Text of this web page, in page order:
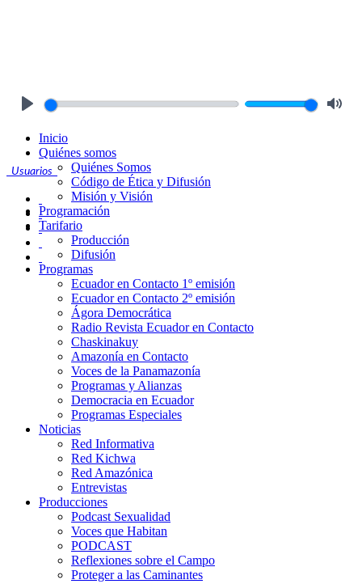
Usuarios
Inicio
Quiénes somos
Quiénes Somos
Código de Ética y Difusión
Misión y Visión
Programación
Tarifario
Producción
Difusión
Programas
Ecuador en Contacto 1º emisión
Ecuador en Contacto 2º emisión
Ágora Democrática
Radio Revista Ecuador en Contacto
Chaskinakuy
Amazonía en Contacto
Voces de la Panamazonía
Programas y Alianzas
Democracia en Ecuador
Programas Especiales
Noticias
Red Informativa
Red Kichwa
Red Amazónica
Entrevistas
Producciones
Podcast Sexualidad
Voces que Habitan
PODCAST
Reflexiones sobre el Campo
Proteger a las Caminantes